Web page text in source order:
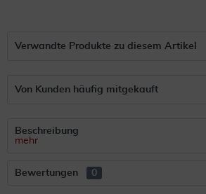
Verwandte Produkte zu diesem Artikel
Von Kunden häufig mitgekauft
Beschreibung
mehr
Bewertungen 0